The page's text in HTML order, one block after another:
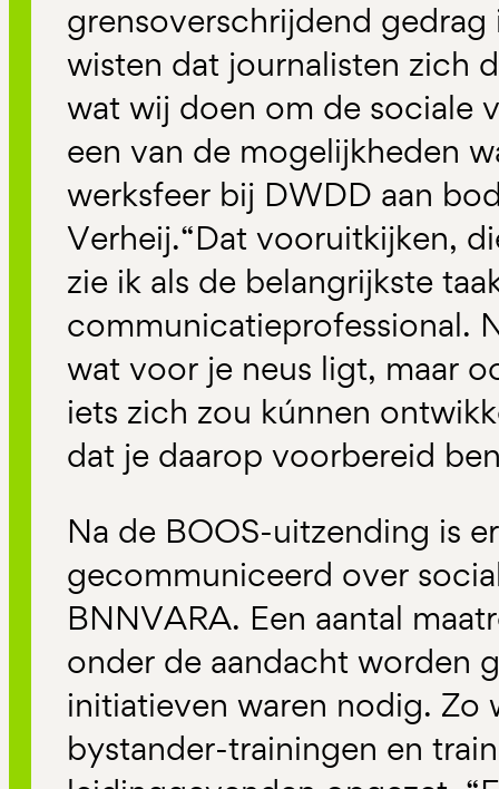
grensoverschrijdend
wisten dat journalisten zich
wat wij doen om de sociale
een van de mogelijkheden
werksfeer bij DWDD aan
Verheij.“Dat vooruitkijken,
zie ik als de belangrijkste
communicatieprofessional.
wat voor je neus ligt, maar
iets zich zou kúnnen
dat je daarop voorbereid
Na de BOOS-uitzending is
gecommuniceerd over
BNNVARA. Een aantal
onder de aandacht worden
initiatieven waren nodig. Zo
bystander-trainingen en